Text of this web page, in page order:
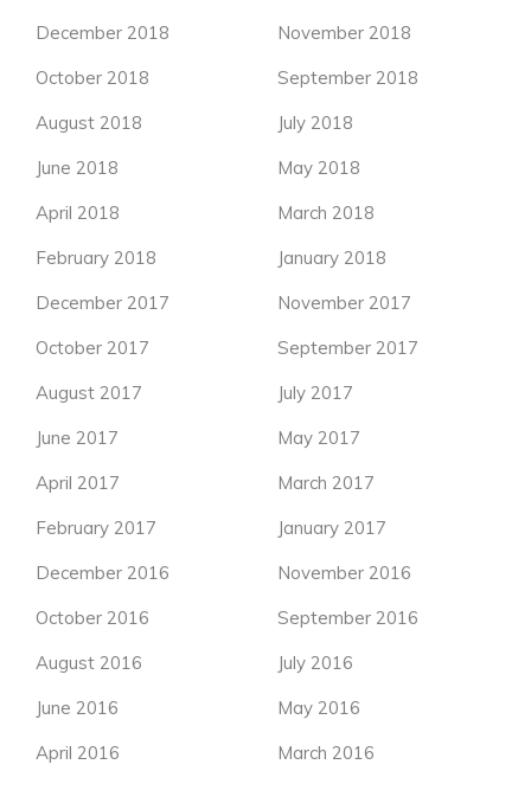
December 2018
November 2018
October 2018
September 2018
August 2018
July 2018
June 2018
May 2018
April 2018
March 2018
February 2018
January 2018
December 2017
November 2017
October 2017
September 2017
August 2017
July 2017
June 2017
May 2017
April 2017
March 2017
February 2017
January 2017
December 2016
November 2016
October 2016
September 2016
August 2016
July 2016
June 2016
May 2016
April 2016
March 2016